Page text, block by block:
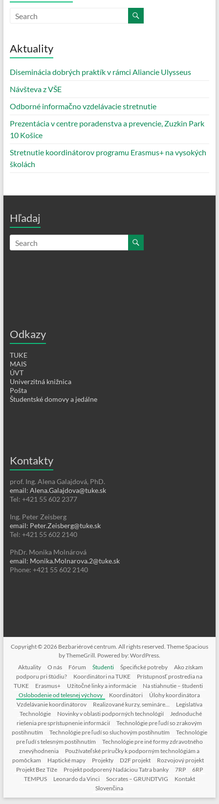
Aktuality
Diseminácia dobrých praktík v rámci Aliancie Ulysseus
Návšteva z VŠE
Odborné informačno vzdelávacie stretnutie
Prezentácia v centre poradenstva a prevencie, Zuzkin Park
10 Košice
Stretnutie koordinátorov programu Erasmus+ na vysokých
školách
Hľadaj
Odkazy
TUKE
MAIS
ÚVT
Univerzitná knižnica
Pošta
Študentské domovy a jedálne
Kontakty
prof. Ing. Alena Galajdová, PhD.
email: Alena.Galajdova@tuke.sk
Tel: +421 55 602 2377
Ing. Peter Zeisberg
email: Peter.Zeisberg@tuke.sk
Tel: +421 55 602 2140
PhDr. Monika Molnárová
email: Monika.Molnarova.2@tuke.sk
Phone: +421 55 602 2140
Copyright © 2026 Bezbariérové centrum. All rights reserved. ThemeSpacious
by ThemeGrill. Powered by: WordPress.
Aktuality
O nás Fórum Študenti Špecifické potreby
Ako získam
podporu pri štúdiu?
Koordinátori na TUKE
Prístupnosť prostredia na
TUKE
Erasmus+ Užitočné linky a informácie
Na stiahnutie – študenti
Oslobodenie od telesnej výchovy
Koordinátori
Úlohy koordinátora
Vzdelávanie koordinátorov
Realizované kurzy, semináre…
Legislatíva
Technológie
Novinky v oblasti podporných technológií
Jednoduché
riešenia pre sprístupnenie informácií
Technológie pre ľudí so zrakovým
postihnutím
Technológie pre ľudí so sluchovým postihnutím
Technológie
pre ľudí s telesným postihnutím
Technológie pre iné formy zdravotného
znevýhodnenia
Používateľské príručky k podporným technológiám a
pomôckam
Haptické mapy Projekty D2F projekt
Rozvojový projekt
Projekt Bez Tíže
Projekt podporený Nadáciou Tatra banky 7RP
6RP
TEMPUS
Leonardo da Vinci Socrates – GRUNDTVIG
Kontakt
Slovenčina